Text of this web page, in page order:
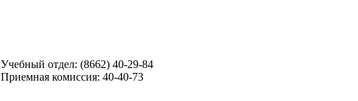
Учебный отдел: (8662) 40-29-84
Приемная комиссия: 40-40-73